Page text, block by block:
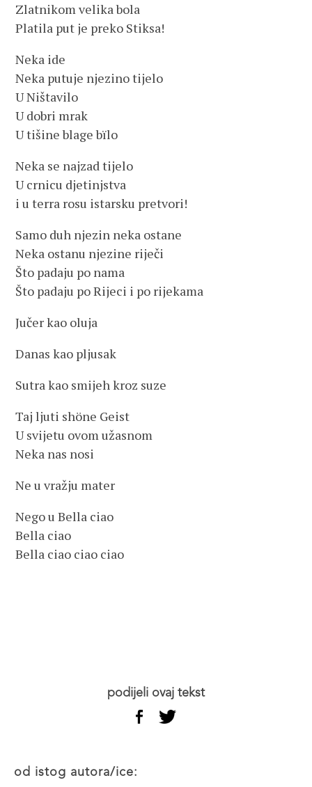
Zlatnikom velika bola
Platila put je preko Stiksa!
Neka ide
Neka putuje njezino tijelo
U Ništavilo
U dobri mrak
U tišine blage bïlo
Neka se najzad tijelo
U crnicu djetinjstva
i u terra rosu istarsku pretvori!
Samo duh njezin neka ostane
Neka ostanu njezine riječi
Što padaju po nama
Što padaju po Rijeci i po rijekama
Jučer kao oluja
Danas kao pljusak
Sutra kao smijeh kroz suze
Taj ljuti shöne Geist
U svijetu ovom užasnom
Neka nas nosi
Ne u vražju mater
Nego u Bella ciao
Bella ciao
Bella ciao ciao ciao
podijeli ovaj tekst
od istog autora/ice: